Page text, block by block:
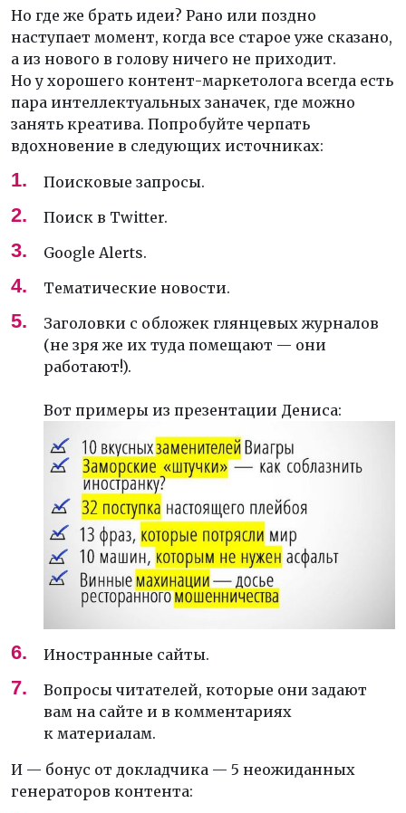
Но где же брать идеи? Рано или поздно
наступает момент, когда все старое уже сказано,
а из нового в голову ничего не приходит.
Но у хорошего контент-маркетолога всегда есть
пара интеллектуальных заначек, где можно
занять креатива. Попробуйте черпать
вдохновение в следующих источниках:
Поисковые запросы.
Поиск в Twitter.
Google Alerts.
Тематические новости.
Заголовки с обложек глянцевых журналов
(не зря же их туда помещают — они
работают!).
Вот примеры из презентации Дениса:
Иностранные сайты.
Вопросы читателей, которые они задают
вам на сайте и в комментариях
к материалам.
И — бонус от докладчика — 5 неожиданных
генераторов контента: